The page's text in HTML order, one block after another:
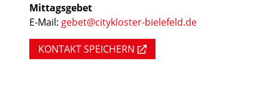
Mittagsgebet
E-Mail: gebet@citykloster-bielefeld.de
KONTAKT SPEICHERN